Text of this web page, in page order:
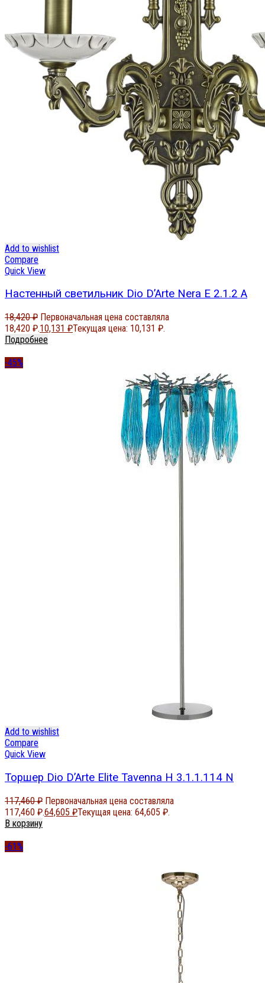
Add to wishlist
Compare
Quick View
Настенный светильник Dio D’Arte Nera E 2.1.2 A
18,420₽ Первоначальная цена составляла
18,420 ₽.10,131 ₽Текущая цена: 10,131 ₽.
Подробнее
-45%
Add to wishlist
Compare
Quick View
Торшер Dio D’Arte Elite Tavenna H 3.1.1.114 N
117,460₽ Первоначальная цена составляла
117,460 ₽.64,605 ₽Текущая цена: 64,605 ₽.
В корзину
-61%